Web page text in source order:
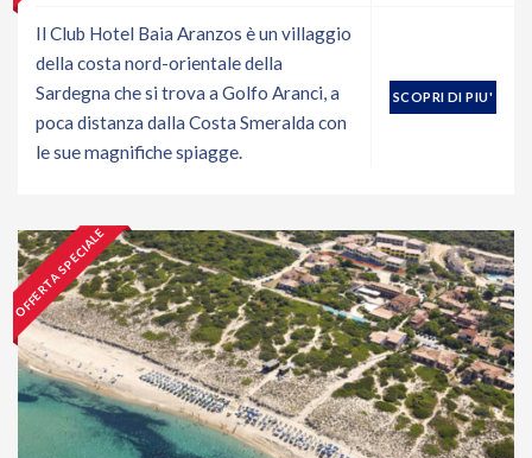
Il Club Hotel Baia Aranzos è un villaggio
della costa nord-orientale della
Sardegna che si trova a Golfo Aranci, a
poca distanza dalla Costa Smeralda con
le sue magnifiche spiagge.
SCOPRI DI PIU'
OFFERTA SPECIALE